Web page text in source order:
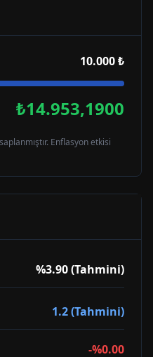
10.000 ₺
₺14.953,1900
Enflasyon etkisi
%3.90 (Tahmini)
1.2 (Tahmini)
-%0.00